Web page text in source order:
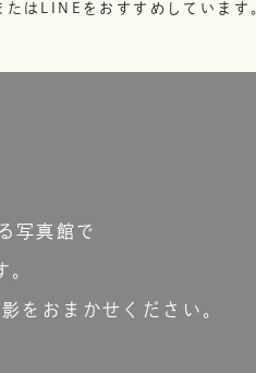
はLINEをおすすめしています
写真館で
。
をおまかせください。